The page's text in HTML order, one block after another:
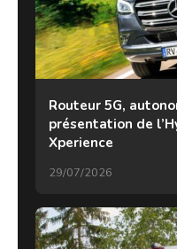
Routeur 5G,
présentation de
Xperience
29/07/2026